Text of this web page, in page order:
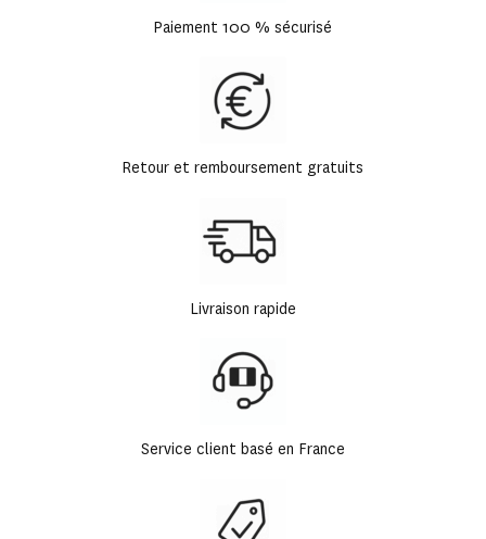
Paiement 100 % sécurisé
Retour et remboursement gratuits
Livraison rapide
Service client basé en France